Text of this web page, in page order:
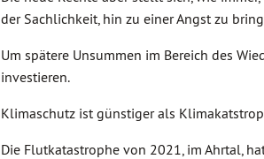
der Sachlichkeit, hin zu einer Angst zu
Um spätere Unsummen im Bereich des
investieren.
Klimaschutz ist günstiger als
Die Flutkatastrophe von 2021, im Ahrtal,